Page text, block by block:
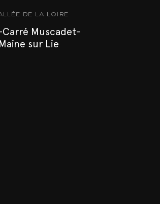
de la loire
Muscadet-
sur Lie